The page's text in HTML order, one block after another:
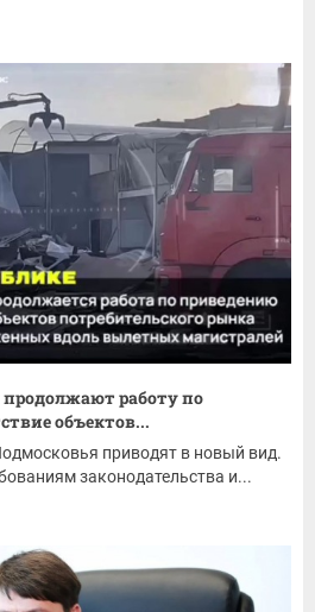
работу по
объектов...
приводят в новый вид.
законодательства и...